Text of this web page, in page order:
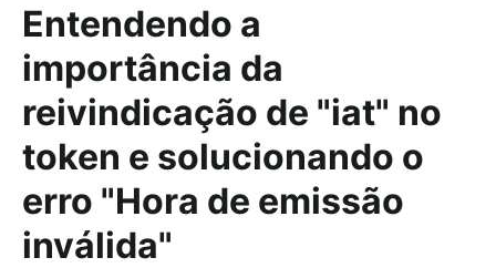
Entendendo a
importância da
reivindicação de "iat" no
token e solucionando o
erro "Hora de emissão
inválida"